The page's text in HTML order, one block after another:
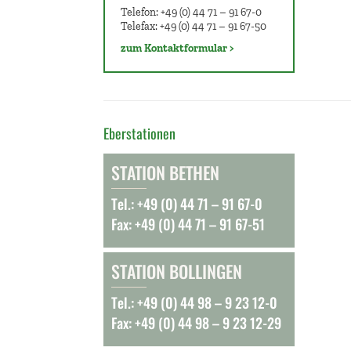
Telefon: +49 (0) 44 71 – 91 67-0
Telefax: +49 (0) 44 71 – 91 67-50
zum Kontaktformular >
Eberstationen
STATION BETHEN
Tel.: +49 (0) 44 71 – 91 67-0
Fax: +49 (0) 44 71 – 91 67-51
STATION BOLLINGEN
Tel.: +49 (0) 44 98 – 9 23 12-0
Fax: +49 (0) 44 98 – 9 23 12-29